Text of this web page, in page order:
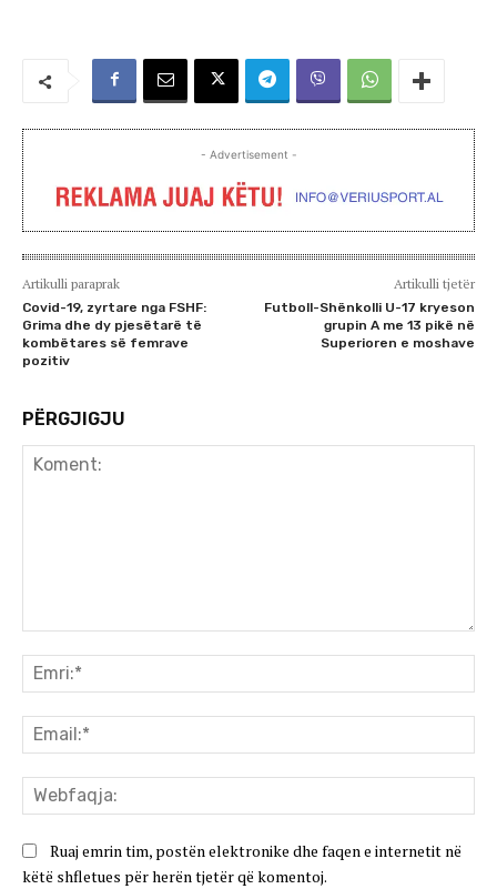
- Advertisement -
Artikulli paraprak
Covid-19, zyrtare nga FSHF:
Grima dhe dy pjesëtarë të
kombëtares së femrave
pozitiv
Artikulli tjetër
Futboll-Shënkolli U-17 kryeson
grupin A me 13 pikë në
Superioren e moshave
PËRGJIGJU
Ruaj emrin tim, postën elektronike dhe faqen e internetit në
këtë shfletues për herën tjetër që komentoj.